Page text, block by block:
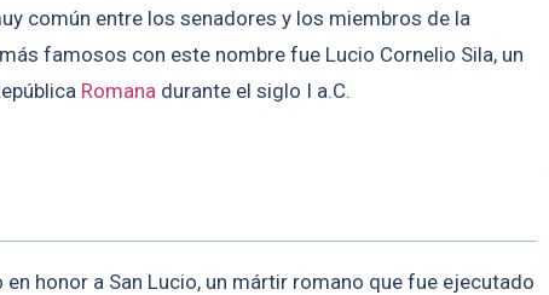
común entre los senadores y los miembros de la
famosos con este nombre fue Lucio Cornelio Sila, un
Romana durante el siglo I a.C.
honor a San Lucio, un mártir romano que fue ejecutado